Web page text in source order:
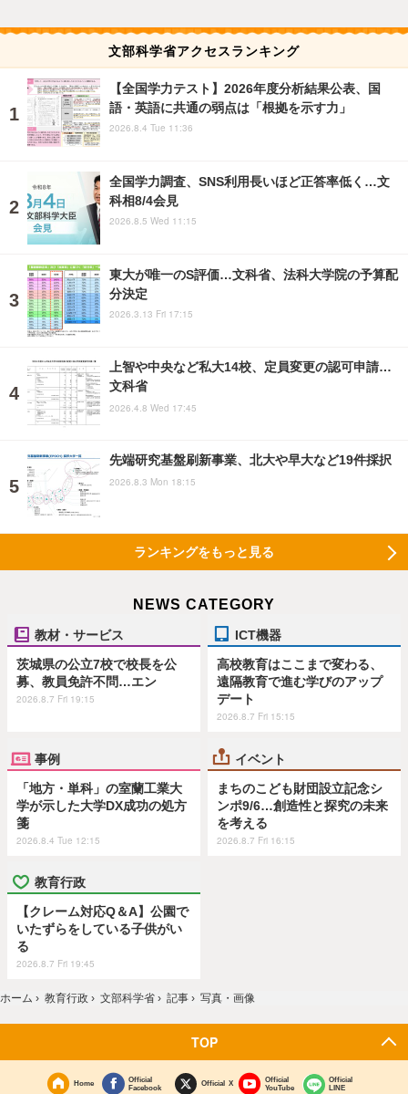
文部科学省アクセスランキング
【全国学力テスト】2026年度分析結果公表、国
語・英語に共通の弱点は「根拠を示す力」
2026.8.4 Tue 11:36
全国学力調査、SNS利用長いほど正答率低く…文
科相8/4会見
2026.8.5 Wed 11:15
東大が唯一のS評価…文科省、法科大学院の予算配
分決定
2026.3.13 Fri 17:15
上智や中央など私大14校、定員変更の認可申請…
文科省
2026.4.8 Wed 17:45
先端研究基盤刷新事業、北大や早大など19件採択
2026.8.3 Mon 18:15
ランキングをもっと見る
NEWS CATEGORY
教材・サービス
茨城県の公立7校で校長を公
募、教員免許不問…エン
2026.8.7 Fri 19:15
ICT機器
高校教育はここまで変わる、
遠隔教育で進む学びのアップ
デート
2026.8.7 Fri 15:15
事例
「地方・単科」の室蘭工業大
学が示した大学DX成功の処方
箋
2026.8.4 Tue 12:15
イベント
まちのこども財団設立記念シ
ンポ9/6…創造性と探究の未来
を考える
2026.8.7 Fri 16:15
教育行政
【クレーム対応Q＆A】公園で
いたずらをしている子供がい
る
2026.8.7 Fri 19:45
ホーム › 教育行政 › 文部科学省 › 記事 › 写真・画像
TOP
Home
Official
Facebook
Official X
Official
YouTube
Official
LINE